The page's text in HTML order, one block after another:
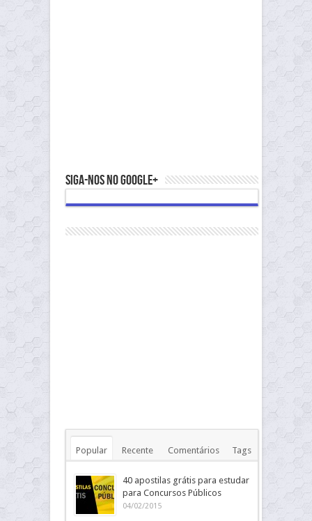
Siga-nos no Google+
Popular Recente Comentários Tags
40 apostilas grátis para estudar
para Concursos Públicos
04/02/2015